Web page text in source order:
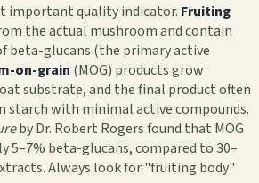
important quality indicator. Fruiting
the actual mushroom and contain
beta-glucans (the primary active
on-grain (MOG) products grow
substrate, and the final product often
starch with minimal active compounds.
by Dr. Robert Rogers found that MOG
5–7% beta-glucans, compared to 30–
Always look for "fruiting body"